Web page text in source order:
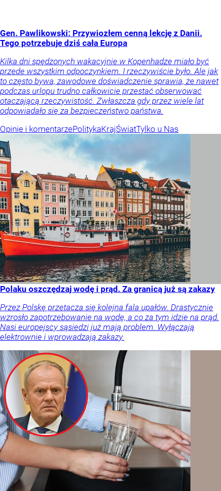
Gen. Pawlikowski: Przywiozłem cenną lekcję z Danii.
Tego potrzebuje dziś cała Europa
Kilka dni spędzonych wakacyjnie w Kopenhadze miało być
przede wszystkim odpoczynkiem. I rzeczywiście było. Ale jak
to często bywa, zawodowe doświadczenie sprawia, że nawet
podczas urlopu trudno całkowicie przestać obserwować
otaczającą rzeczywistość. Zwłaszcza gdy przez wiele lat
odpowiadało się za bezpieczeństwo państwa.
Opinie i komentarzePolitykaKrajŚwiatTylko u Nas
Polaku oszczędzaj wodę i prąd. Za granicą już są zakazy
Przez Polskę przetacza się kolejna fala upałów. Drastycznie
wzrosło zapotrzebowanie na wodę, a co za tym idzie na prąd.
Nasi europejscy sąsiedzi już mają problem. Wyłączają
elektrownie i wprowadzają zakazy.